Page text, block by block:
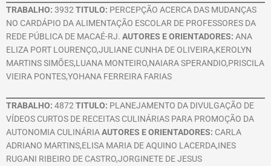
TRABALHO: 3932 TITULO: PERCEPÇÃO ACERCA DAS MUDANÇAS
NO CARDÁPIO DA ALIMENTAÇÃO ESCOLAR DE PROFESSORES DA
REDE PÚBLICA DE MACAÉ-RJ. AUTORES E ORIENTADORES: ANA
ELIZA PORT LOURENÇO,JULIANE CUNHA DE OLIVEIRA,KEROLYN
MARTINS SIMÕES,LUANA MONTEIRO,NAIARA SPERANDIO,PRISCILA
VIEIRA PONTES,YOHANA FERREIRA FARIAS
TRABALHO: 4872 TITULO: PLANEJAMENTO DA DIVULGAÇÃO DE
VÍDEOS CURTOS DE RECEITAS CULINÁRIAS PARA PROMOÇÃO DA
AUTONOMIA CULINÁRIAAUTORES E ORIENTADORES: CARLA
ADRIANO MARTINS,ELISA MARIA DE AQUINO LACERDA,INES
RUGANI RIBEIRO DE CASTRO,JORGINETE DE JESUS